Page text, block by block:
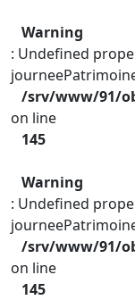
Warning
: Undefined
/srv/www/91/
on line
145
Warning
: Undefined
/srv/www/91/
on line
145